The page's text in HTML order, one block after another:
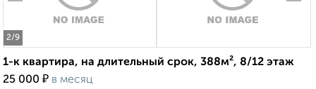
2/9
1-к квартира, на длительный срок, 388м², 8/12 этаж
25 000 ₽ в месяц